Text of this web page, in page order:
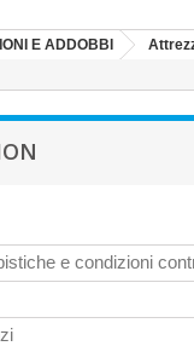
E ADDOBBI
e condizioni